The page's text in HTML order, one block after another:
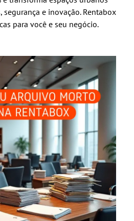
segurança e inovação. Rentabox
para você e seu negócio.